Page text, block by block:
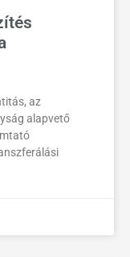
az
alapvető